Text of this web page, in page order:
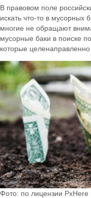
В правовом поле
искать что-то в мусорных
многие не обращают
мусорные баки в поиске
которые
Фото: по лицензии PxHere